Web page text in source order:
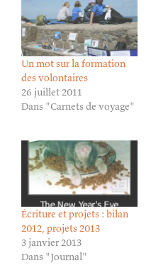
Un mot sur la formation
des volontaires
26 juillet 2011
Dans "Carnets de voyage"
Écriture et projets : bilan
2012, projets 2013
3 janvier 2013
Dans "Journal"